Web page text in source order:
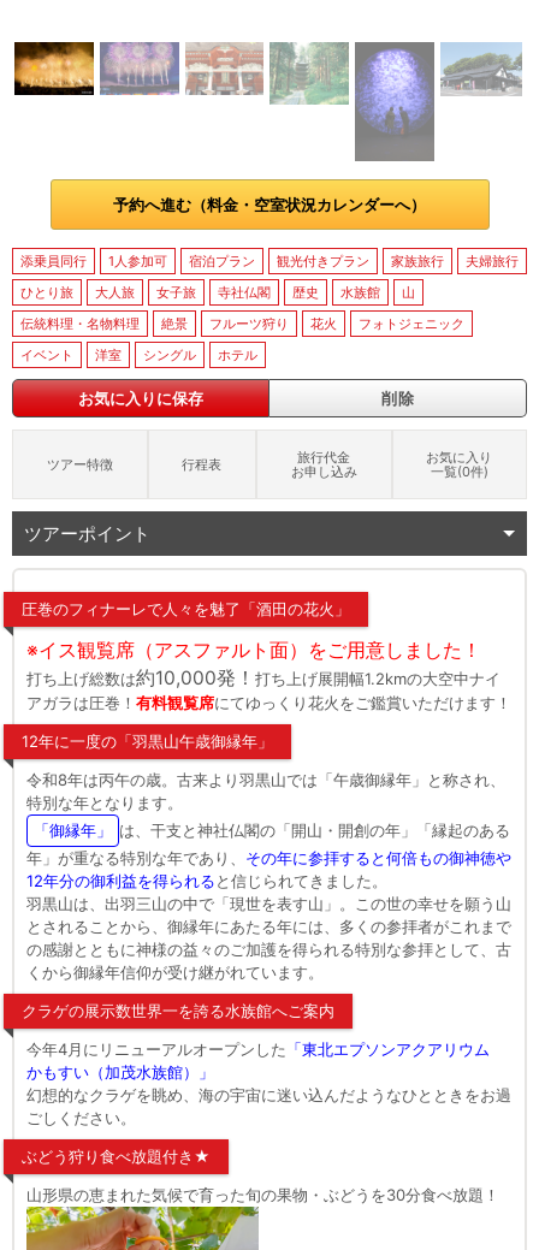
予約へ進む（料金・空室状況カレンダーへ）
添乗員同行 1人参加可 宿泊プラン 観光付きプラン 家族旅行
夫婦旅行
ひとり旅
大人旅 女子旅 寺社仏閣 歴史 水族館
山
伝統料理・名物料理
絶景 フルーツ狩り 花火
フォトジェニック
イベント
洋室 シングル ホテル
お気に入りに保存 削除
ツアー特徴 行程表
旅行代金
お申し込み
お気に入り
一覧(0件)
ツアーポイント
圧巻のフィナーレで人々を魅了「酒田の花火」
※イス観覧席（アスファルト面）をご用意しました！
打ち上げ総数は約10,000発！ 打ち上げ展開幅1.2kmの大空中ナイ
アガラは圧巻！ 有料観覧席にてゆっくり花火をご鑑賞いただけます！
12年に一度の「羽黒山午歳御縁年」
令和8年は丙午の歳。古来より羽黒山では「午歳御縁年」と称され、
特別な年となります。
「御縁年」
は、干支と神社仏閣の「開山・開創の年」「縁起のある
年」が重なる特別な年であり、 その年に参拝すると何倍もの御神徳や
12年分の御利益を得られると信じられてきました。
羽黒山は、出羽三山の中で「現世を表す山」。この世の幸せを願う山
とされることから、御縁年にあたる年には、多くの参拝者がこれまで
の感謝とともに神様の益々のご加護を得られる特別な参拝として、古
くから御縁年信仰が受け継がれています。
クラゲの展示数世界一を誇る水族館へご案内
今年4月にリニューアルオープンした 「東北エプソンアクアリウム
かもすい（加茂水族館）」
幻想的なクラゲを眺め、海の宇宙に迷い込んだようなひとときをお過
ごしください。
ぶどう狩り食べ放題付き★
山形県の恵まれた気候で育った旬の果物・ぶどうを30分食べ放題！